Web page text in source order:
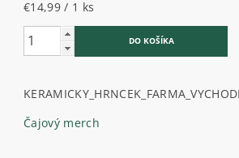
€14,99 / 1 ks
Čajový merch